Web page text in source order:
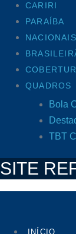
CARIRI
PARAÍBA
NACIONAIS
QUADROS
Bola
TBT
SITE
INÍCIO